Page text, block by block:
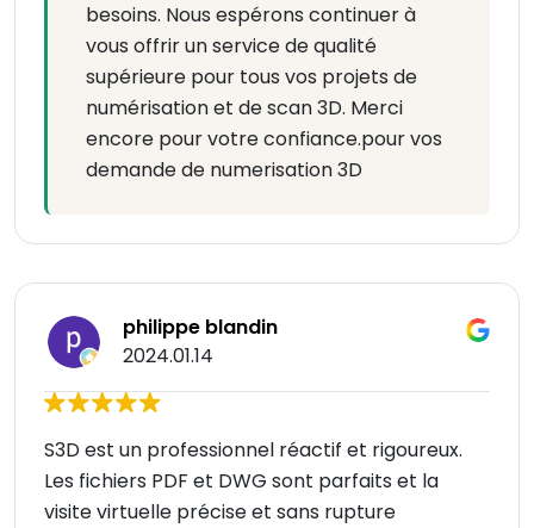
besoins. Nous espérons continuer à
vous offrir un service de qualité
supérieure pour tous vos projets de
numérisation et de scan 3D. Merci
encore pour votre confiance.pour vos
demande de numerisation 3D
philippe blandin
2024.01.14
S3D est un professionnel réactif et rigoureux.
Les fichiers PDF et DWG sont parfaits et la
visite virtuelle précise et sans rupture